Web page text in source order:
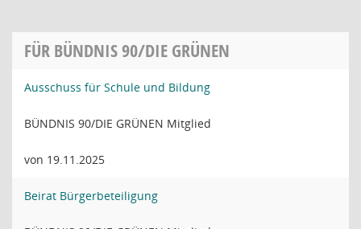
FÜR BÜNDNIS 90/DIE GRÜNEN
Ausschuss für Schule und Bildung
BÜNDNIS 90/DIE GRÜNEN Mitglied
von 19.11.2025
Beirat Bürgerbeteiligung